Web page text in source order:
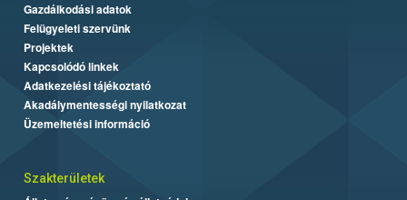
Gazdálkodási adatok
Felügyeleti szervünk
Projektek
Kapcsolódó linkek
Adatkezelési tájékoztató
Akadálymentességi nyilatkozat
Üzemeltetési információ
Szakterületek